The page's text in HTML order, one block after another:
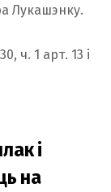
Лукашэнку.
ч. 1 арт. 13 і
і
на